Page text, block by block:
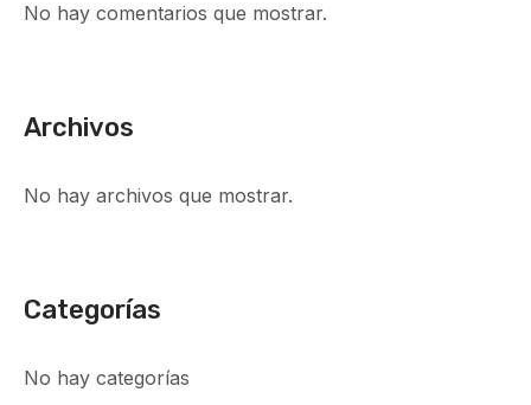
No hay comentarios que mostrar.
Archivos
No hay archivos que mostrar.
Categorías
No hay categorías